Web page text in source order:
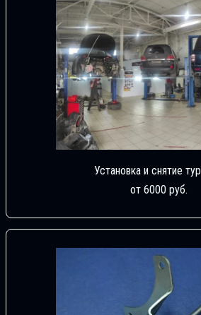
Установка и снятие
от 6000 руб.